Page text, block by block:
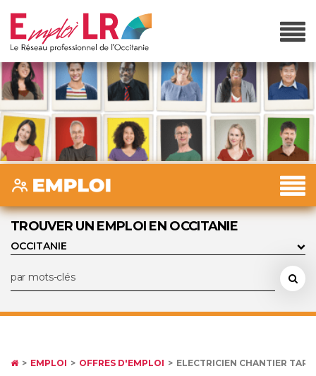
TROUVER UN EMPLOI EN OCCITANIE
EMPLOI OFFRES D'EMPLOI ELECTRICIEN CHANTIER